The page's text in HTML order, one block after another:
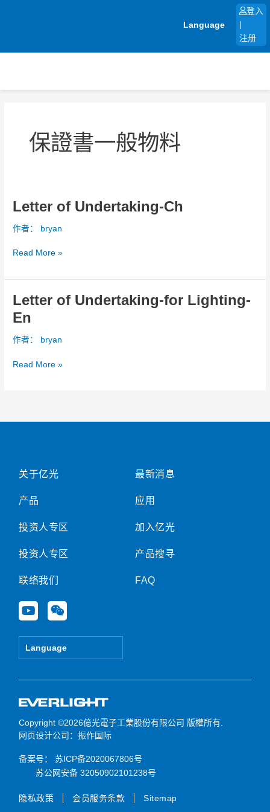
Language
登入
注册
保證書一般物料
Letter of Undertaking-Ch
作者： bryan
Letter
Undertaking-
Read More »
Letter of Undertaking-for Lighting-
En
作者： bryan
Letter
of
Undertaking-
for
En
Read More »
关于亿光
产品
投资人专区
投资人专区
联络我们
Y
o
u
e
W
e
i
Language
最新消息
应用
加入亿光
产品搜寻
FAQ
Copyright ©2026億光電子工業股份有限公司 版權所有.
网页设计公司 ：振作国际
备案号：
苏ICP备2020067806号
苏公网安备 32050902101238号
隐私政策 会员服务条款 Sitemap